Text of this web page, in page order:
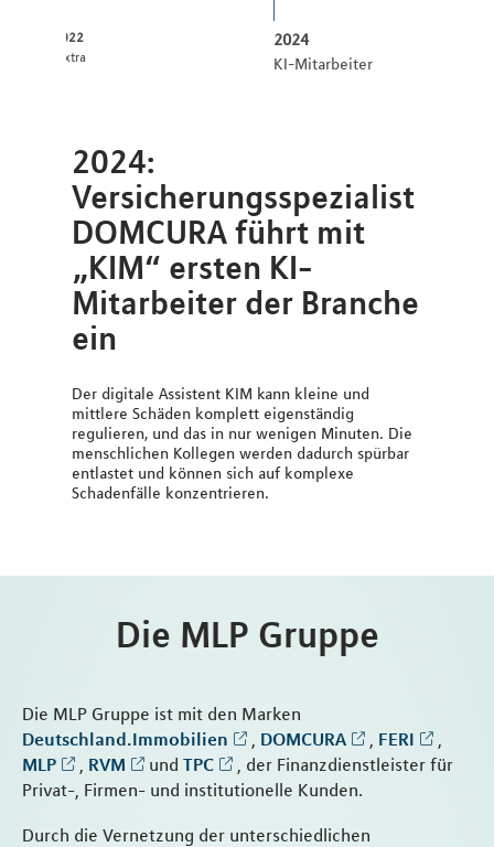
2022
:pxtra
2024
KI-Mitarbeiter
2024:
Versicherungsspezialist
DOMCURA führt mit
„KIM“ ersten KI-
Mitarbeiter der Branche
ein
Der digitale Assistent KIM kann kleine und
mittlere Schäden komplett eigenständig
regulieren, und das in nur wenigen Minuten. Die
menschlichen Kollegen werden dadurch spürbar
entlastet und können sich auf komplexe
Schadenfälle konzentrieren.
Die MLP Gruppe
Die MLP Gruppe ist mit den Marken
Deutschland.Immobilien
DOMCURA FERI
MLP
RVM und TPC
, der Finanzdienstleister für
Privat-, Firmen- und institutionelle Kunden.
Durch die Vernetzung der unterschiedlichen